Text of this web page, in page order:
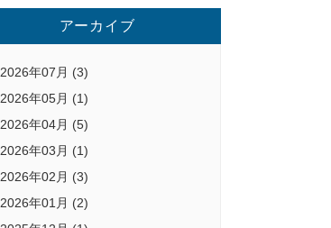
アーカイブ
2026年07月 (3)
2026年05月 (1)
2026年04月 (5)
2026年03月 (1)
2026年02月 (3)
2026年01月 (2)